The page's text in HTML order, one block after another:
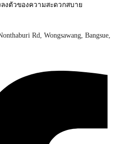
งตัวของความสะดวกสบาย
Rd, Wongsawang, Bangsue,